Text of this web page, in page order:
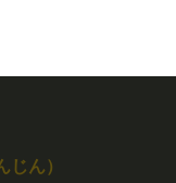
ん）